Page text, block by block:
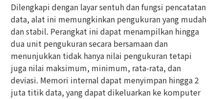
Dilengkapi dengan layar sentuh dan fungsi pencatatan
data, alat ini memungkinkan pengukuran yang mudah
dan stabil. Perangkat ini dapat menampilkan hingga
dua unit pengukuran secara bersamaan dan
menunjukkan tidak hanya nilai pengukuran tetapi
juga nilai maksimum, minimum, rata-rata, dan
deviasi. Memori internal dapat menyimpan hingga 2
juta titik data, yang dapat dikeluarkan ke komputer